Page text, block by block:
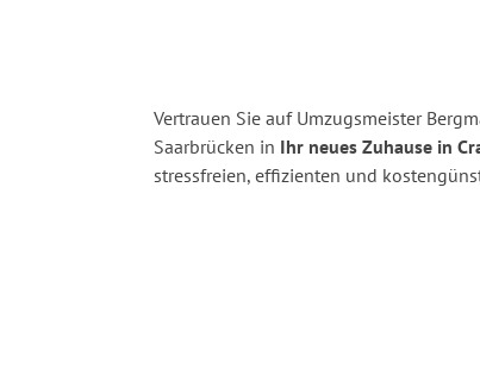
Vertrauen Sie auf Umzugsmeister
Saarbrücken in Ihr neues Zuhause in
stressfreien, effizienten und